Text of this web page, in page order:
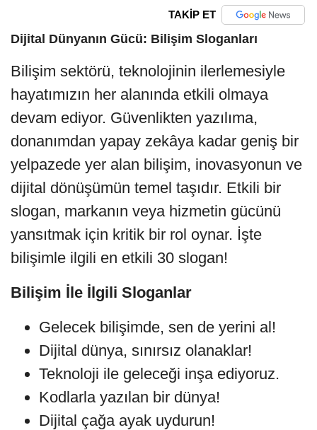
TAKİP ET
Dijital Dünyanın Gücü: Bilişim Sloganları
Bilişim sektörü, teknolojinin ilerlemesiyle
hayatımızın her alanında etkili olmaya
devam ediyor. Güvenlikten yazılıma,
donanımdan yapay zekâya kadar geniş bir
yelpazede yer alan bilişim, inovasyonun ve
dijital dönüşümün temel taşıdır. Etkili bir
slogan, markanın veya hizmetin gücünü
yansıtmak için kritik bir rol oynar. İşte
bilişimle ilgili en etkili 30 slogan!
Bilişim İle İlgili Sloganlar
Gelecek bilişimde, sen de yerini al!
Dijital dünya, sınırsız olanaklar!
Teknoloji ile geleceği inşa ediyoruz.
Kodlarla yazılan bir dünya!
Dijital çağa ayak uydurun!